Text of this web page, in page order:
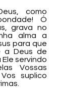
como
Ó
grava no
alma a
para que
a Deus de
servindo
Vossas
suplico